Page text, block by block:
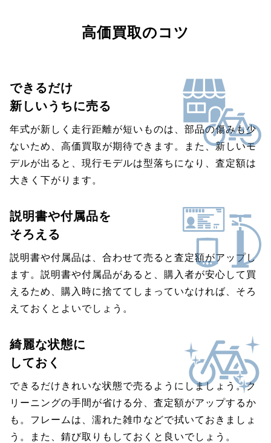
高価買取のコツ
できるだけ
新しいうちに売る
年式が新しく走行距離が短いものは、部品の傷みも少
ないため、高価買取が期待できます。また、新しいモ
デルが出ると、現行モデルは型落ちになり、査定額は
大きく下がります。
説明書や付属品を
そろえる
説明書や付属品は、合わせて売ると査定額がアップし
ます。説明書や付属品があると、購入者が安心して買
えるため、購入時に捨ててしまっていなければ、そろ
えておくとよいでしょう。
綺麗な状態に
しておく
できるだけきれいな状態で売るようにしましょう。ク
リーニングの手間が省ける分、査定額がアップするか
も。フレームは、濡れた雑巾などで拭いておきましょ
う。また、錆び取りもしておくと良いでしょう。